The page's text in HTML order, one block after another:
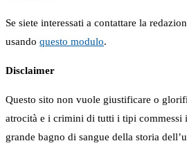
Se siete interessati a contattare la
usando questo modulo.
Disclaimer
Questo sito non vuole giustificare o
atrocità e i crimini di tutti i tipi commessi
grande bagno di sangue della storia